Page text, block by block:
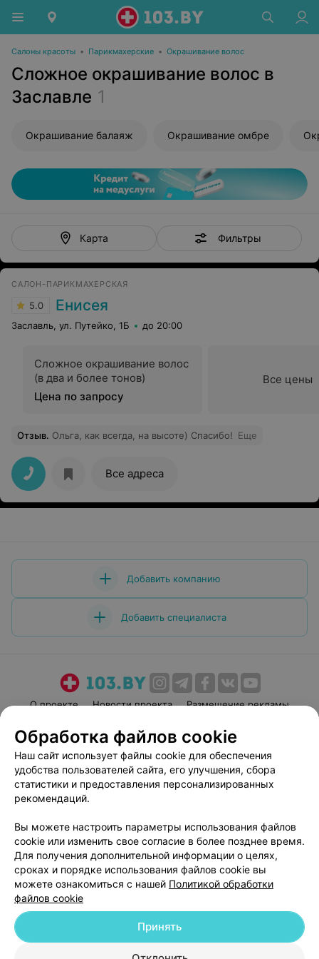
Салоны красоты • Парикмахерские • Окрашивание волос
Сложное окрашивание волос в
Заславле 1
Окрашивание балаяж Окрашивание омбре
Карта Фильтры
САЛОН-ПАРИКМАХЕРСКАЯ
5.0 Енисея
Заславль, ул. Путейко, 1Б до 20:00
Сложное окрашивание волос
(в два и более тонов)
Цена по запросу
Все цены
Отзыв. Ольга, как всегда, на высоте) Спасибо! Еще
Все адреса
Добавить компанию
Добавить специалиста
О проекте Новости проекта
Размещение рекламы
Пользовательское соглашение
Способы оплаты
Вакансии
Партнеры
Написать руководителю 103.by
Персональные настройки cookie
Обработка персональных данных
© 2026 ООО «Артокс Лаб», УНП 191700409| 220012, Республика Беларусь,
Обработка файлов cookie
Наш сайт использует файлы cookie для обеспечения
удобства пользователей сайта, его улучшения, сбора
статистики и предоставления персонализированных
рекомендаций.
Вы можете настроить параметры использования файлов
cookie или изменить свое согласие в более позднее время.
Для получения дополнительной информации о целях,
сроках и порядке использования файлов cookie вы
можете ознакомиться с нашей Политикой обработки
файлов cookie
Принять